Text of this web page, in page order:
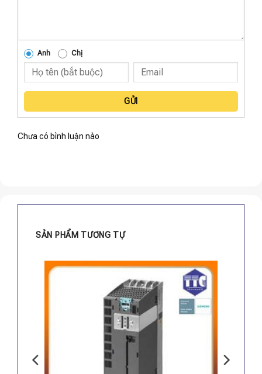
Anh Chị
GỬI
Chưa có bình luận nào
SẢN PHẨM TƯƠNG TỰ